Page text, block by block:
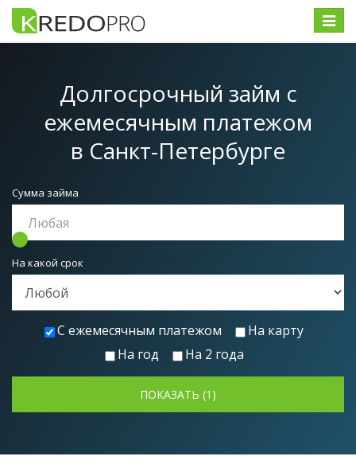
Меню
Долгосрочный займ с
ежемесячным платежом
в Санкт-Петербурге
Сумма займа
На какой срок
С ежемесячным платежом
На карту
На год
На 2 года